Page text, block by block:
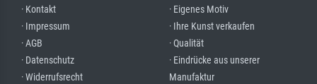
· Kontakt
· Impressum
· AGB
· Datenschutz
· Widerrufsrecht
· Eigenes Motiv
· Ihre Kunst verkaufen
· Qualität
· Eindrücke aus unserer
Manufaktur